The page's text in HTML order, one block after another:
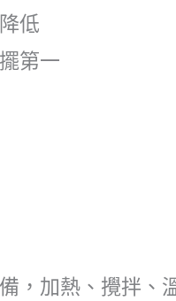
低
第一
，加熱、攪拌、